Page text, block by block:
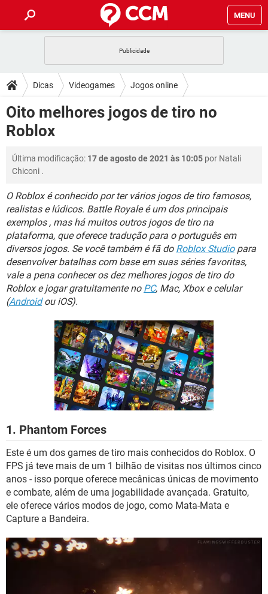
MENU
CELULAR FACEBOOK
OUTLOOK EXCEL
INSTAGRAM
DICAS
JOGOS
CELULAR FACEBOOK
INSTAGRAM GMAIL
DOWNLOADS
JOGOS
OUTLOOK
INSTAGRAM GMAIL
GUIA DE COMPRAS
FÓRUM
JOGOS WHATSAPP
OUTLOOK EXCEL
INSTAGRAM GMAIL
GUIA DE COMPRAS
GLOSSÁRIO
JOGOS WHATSAPP
CELULAR FACEBOOK
OUTLOOK EXCEL
INSTAGRAM GMAIL
GUIA DE COMPRAS
Dicas Videogames Jogos online
Oito melhores jogos de tiro no
Roblox
Última modificação: 17 de agosto de 2021 às 10:05 por Natali
Chiconi .
O Roblox é conhecido por ter vários jogos de tiro famosos,
realistas e lúdicos. Battle Royale é um dos principais
exemplos , mas há muitos outros jogos de tiro na
plataforma, que oferece tradução para o português em
diversos jogos. Se você também é fã do Roblox Studiopara
desenvolver batalhas com base em suas séries favoritas,
vale a pena conhecer os dez melhores jogos de tiro do
Roblox e jogar gratuitamente no PC, Mac, Xbox e celular
(Androidou iOS).
1. Phantom Forces
Este é um dos games de tiro mais conhecidos do Roblox. O
FPS já teve mais de um 1 bilhão de visitas nos últimos cinco
anos - isso porque oferece mecânicas únicas de movimento
e combate, além de uma jogabilidade avançada. Gratuito,
ele oferece vários modos de jogo, como Mata-Mata e
Capture a Bandeira.